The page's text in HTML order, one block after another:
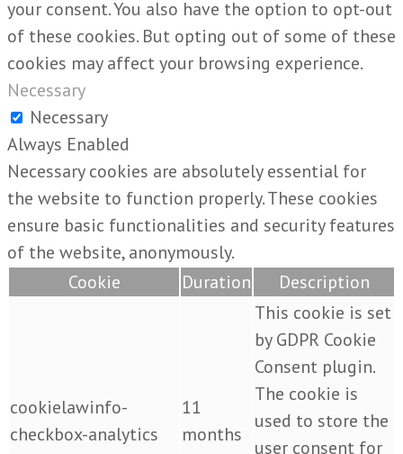
your consent. You also have the option to opt-out
of these cookies. But opting out of some of these
cookies may affect your browsing experience.
Necessary
Necessary
Always Enabled
Necessary cookies are absolutely essential for
the website to function properly. These cookies
ensure basic functionalities and security features
of the website, anonymously.
Cookie
Duration Description
cookielawinfo-
checkbox-analytics
11
months
This cookie is set
by GDPR Cookie
Consent plugin.
The cookie is
used to store the
user consent for